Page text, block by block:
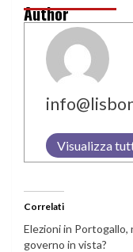
Author
Visualizza
Correlati
Elezioni in Portogallo,
governo in vista?